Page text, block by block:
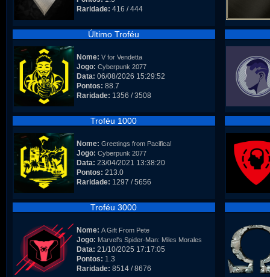
Raridade: 416 / 444
Último Troféu
Nome: V for Vendetta
Jogo: Cyberpunk 2077
Data: 06/08/2026 15:29:52
Pontos: 88.7
Raridade: 1356 / 3508
Troféu 1000
Nome: Greetings from Pacifica!
Jogo: Cyberpunk 2077
Data: 23/04/2021 13:38:20
Pontos: 213.0
Raridade: 1297 / 5656
Troféu 3000
Nome: A Gift From Pete
Jogo: Marvel's Spider-Man: Miles Morales
Data: 21/10/2025 17:17:05
Pontos: 1.3
Raridade: 8514 / 8676